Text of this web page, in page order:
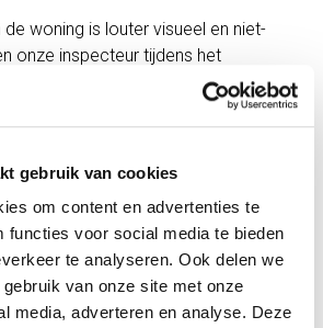
gebruik van cookies
om content en advertenties te
functies voor social media te bieden
te analyseren. Ook delen we
van onze site met onze
media, adverteren en analyse. Deze
de woning is louter visueel en niet-
onze inspecteur tijdens het
visueel waarneembaar asbest
natuurlijk wel vermeld worden in
verwijderen van
aftimmeringen etc. zichtbaar
de scope van deze visuele